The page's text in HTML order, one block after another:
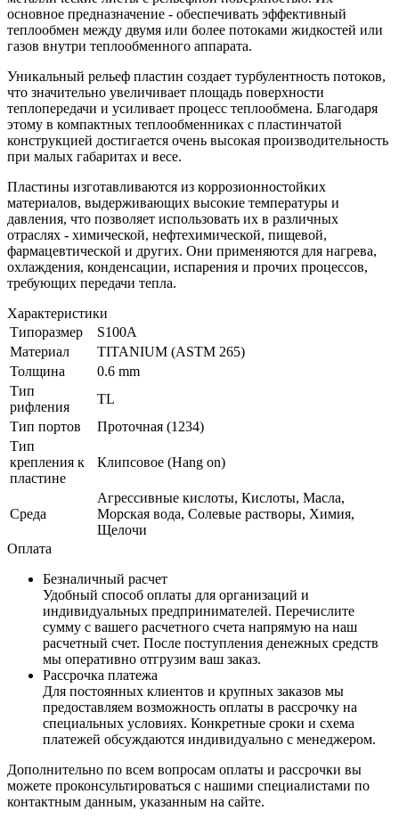
основное предназначение - обеспечивать эффективный
теплообмен между двумя или более потоками жидкостей или
газов внутри теплообменного аппарата.
Уникальный рельеф пластин создает турбулентность потоков,
что значительно увеличивает площадь поверхности
теплопередачи и усиливает процесс теплообмена. Благодаря
этому в компактных теплообменниках с пластинчатой
конструкцией достигается очень высокая производительность
при малых габаритах и весе.
Пластины изготавливаются из коррозионностойких
материалов, выдерживающих высокие температуры и
давления, что позволяет использовать их в различных
отраслях - химической, нефтехимической, пищевой,
фармацевтической и других. Они применяются для нагрева,
охлаждения, конденсации, испарения и прочих процессов,
требующих передачи тепла.
Характеристики
Типоразмер
S100A
Материал
TITANIUM (ASTM 265)
Толщина
0.6 mm
Тип
рифления
TL
Тип портов
Проточная (1234)
Тип
крепления к
пластине
Клипсовое (Hang on)
Среда
Агрессивные кислоты, Кислоты, Масла,
Морская вода, Солевые растворы, Химия,
Щелочи
Оплата
Безналичный расчет
Удобный способ оплаты для организаций и
индивидуальных предпринимателей. Перечислите
сумму с вашего расчетного счета напрямую на наш
расчетный счет. После поступления денежных средств
мы оперативно отгрузим ваш заказ.
Рассрочка платежа
Для постоянных клиентов и крупных заказов мы
предоставляем возможность оплаты в рассрочку на
специальных условиях. Конкретные сроки и схема
платежей обсуждаются индивидуально с менеджером.
Дополнительно по всем вопросам оплаты и рассрочки вы
можете проконсультироваться с нашими специалистами по
контактным данным, указанным на сайте.